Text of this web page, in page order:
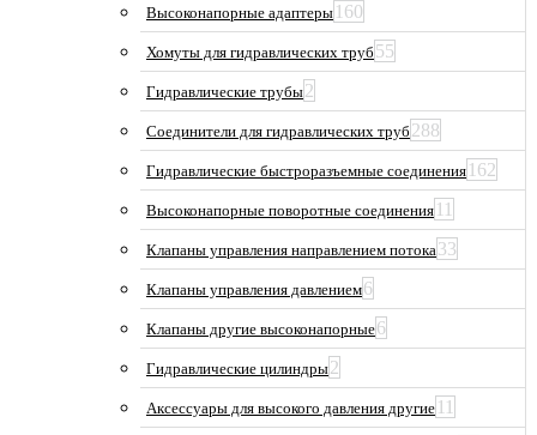
Высоконапорные адаптеры 160
Хомуты для гидравлических труб 55
Гидравлические трубы2
Соединители для гидравлических труб 288
Гидравлические быстроразъемные соединения 162
Высоконапорные поворотные соединения 11
Клапаны управления направлением потока33
Клапаны управления давлением6
Клапаны другие высоконапорные6
Гидравлические цилиндры2
Аксессуары для высокого давления другие 11